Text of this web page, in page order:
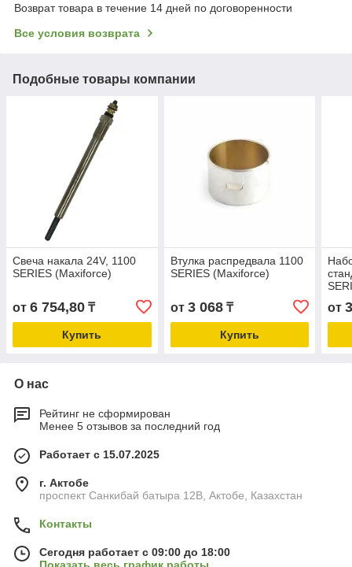
Возврат товара в течение 14 дней по договоренности
Все условия возврата
Подобные товары компании
Свеча накала 24V, 1100
SERIES (Maxiforce)
от 6 754,80 ₸
Купить
Втулка распредвала 1100
SERIES (Maxiforce)
от 3 068₸
Купить
от
О нас
Рейтинг не сформирован
Менее 5 отзывов за последний год
Работает с 15.07.2025
г. Актобе
проспект Санкибай батыра 12В, Актобе, Казахстан
Контакты
Сегодня работает с 09:00 до 18:00